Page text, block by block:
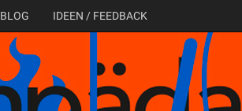
BLOG IDEEN / FEEDBACK